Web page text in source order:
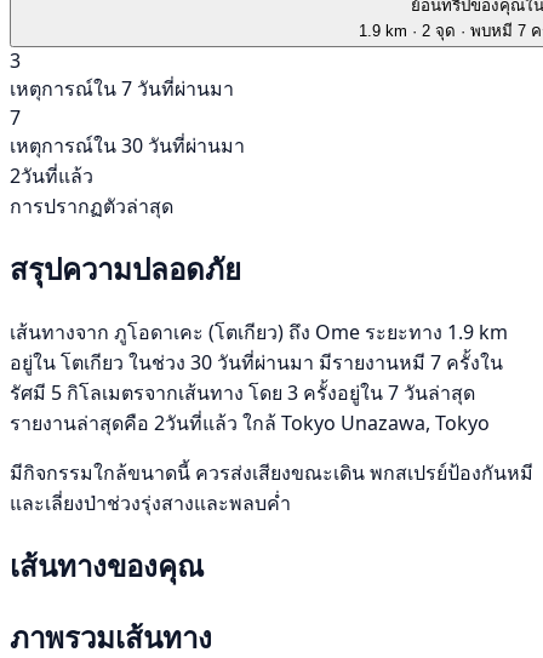
ย้อนทริปของคุณใ
1.9 km · 2 จุด · พบหมี 7
3
เหตุการณ์ใน 7 วันที่ผ่านมา
7
เหตุการณ์ใน 30 วันที่ผ่านมา
2วันที่แล้ว
การปรากฏตัวล่าสุด
สรุปความปลอดภัย
เส้นทางจาก ภูโอดาเคะ (โตเกียว) ถึง Ome ระยะทาง 1.9 km
อยู่ใน โตเกียว ในช่วง 30 วันที่ผ่านมา มีรายงานหมี 7 ครั้งใน
รัศมี 5 กิโลเมตรจากเส้นทาง โดย 3 ครั้งอยู่ใน 7 วันล่าสุด
รายงานล่าสุดคือ 2วันที่แล้ว ใกล้ Tokyo Unazawa, Tokyo
มีกิจกรรมใกล้ขนาดนี้ ควรส่งเสียงขณะเดิน พกสเปรย์ป้องกันหมี
และเลี่ยงป่าช่วงรุ่งสางและพลบค่ำ
เส้นทางของคุณ
ภาพรวมเส้นทาง